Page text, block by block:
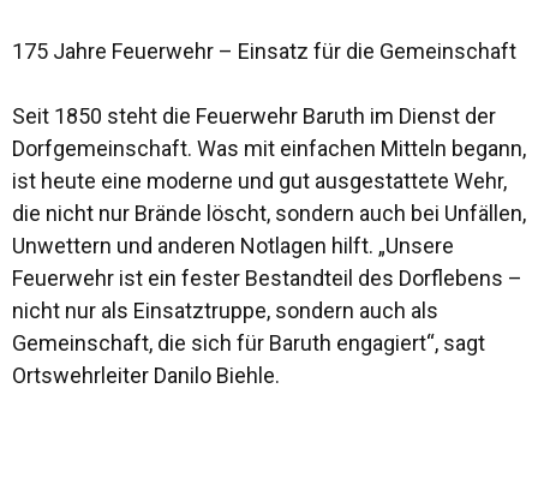
175 Jahre Feuerwehr – Einsatz für die Gemeinschaft
Seit 1850 steht die Feuerwehr Baruth im Dienst der
Dorfgemeinschaft. Was mit einfachen Mitteln begann,
ist heute eine moderne und gut ausgestattete Wehr,
die nicht nur Brände löscht, sondern auch bei Unfällen,
Unwettern und anderen Notlagen hilft. „Unsere
Feuerwehr ist ein fester Bestandteil des Dorflebens –
nicht nur als Einsatztruppe, sondern auch als
Gemeinschaft, die sich für Baruth engagiert“, sagt
Ortswehrleiter Danilo Biehle.